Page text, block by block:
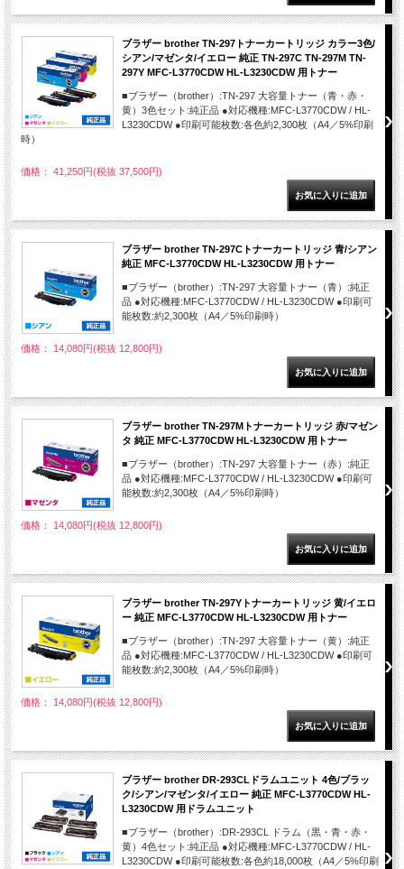
ブラザー brother TN-297トナーカートリッジ カラー3色/
シアン/マゼンタ/イエロー 純正 TN-297C TN-297M TN-
297Y MFC-L3770CDW HL-L3230CDW 用トナー
■ブラザー（brother）:TN-297 大容量トナー（青・赤・
黄）3色セット:純正品 ●対応機種:MFC-L3770CDW / HL-
L3230CDW ●印刷可能枚数:各色約2,300枚（A4／5%印刷
時）
価格： 41,250円(税抜 37,500円)
ブラザー brother TN-297Cトナーカートリッジ 青/シアン
純正 MFC-L3770CDW HL-L3230CDW 用トナー
■ブラザー（brother）:TN-297 大容量トナー（青）:純正
品 ●対応機種:MFC-L3770CDW / HL-L3230CDW ●印刷可
能枚数:約2,300枚（A4／5%印刷時）
価格： 14,080円(税抜 12,800円)
ブラザー brother TN-297Mトナーカートリッジ 赤/マゼン
タ 純正 MFC-L3770CDW HL-L3230CDW 用トナー
■ブラザー（brother）:TN-297 大容量トナー（赤）:純正
品 ●対応機種:MFC-L3770CDW / HL-L3230CDW ●印刷可
能枚数:約2,300枚（A4／5%印刷時）
価格： 14,080円(税抜 12,800円)
ブラザー brother TN-297Yトナーカートリッジ 黄/イエロ
ー 純正 MFC-L3770CDW HL-L3230CDW 用トナー
■ブラザー（brother）:TN-297 大容量トナー（黄）:純正
品 ●対応機種:MFC-L3770CDW / HL-L3230CDW ●印刷可
能枚数:約2,300枚（A4／5%印刷時）
価格： 14,080円(税抜 12,800円)
ブラザー brother DR-293CLドラムユニット 4色/ブラッ
ク/シアン/マゼンタ/イエロー 純正 MFC-L3770CDW HL-
L3230CDW 用ドラムユニット
■ブラザー（brother）:DR-293CL ドラム（黒・青・赤・
黄）4色セット:純正品 ●対応機種:MFC-L3770CDW / HL-
L3230CDW ●印刷可能枚数:各色約18,000枚（A4／5%印刷